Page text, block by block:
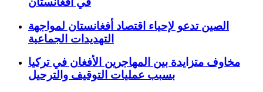
الصين تدعو لإحياء اقتصاد أفغانستان لمواجهة
التهديدات الجماعية
مخاوف متزايدة بين المهاجرين الأفغان في تركيا
بسبب عمليات التوقيف والترحيل